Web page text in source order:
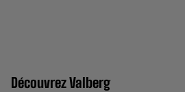
Découvrez Valberg